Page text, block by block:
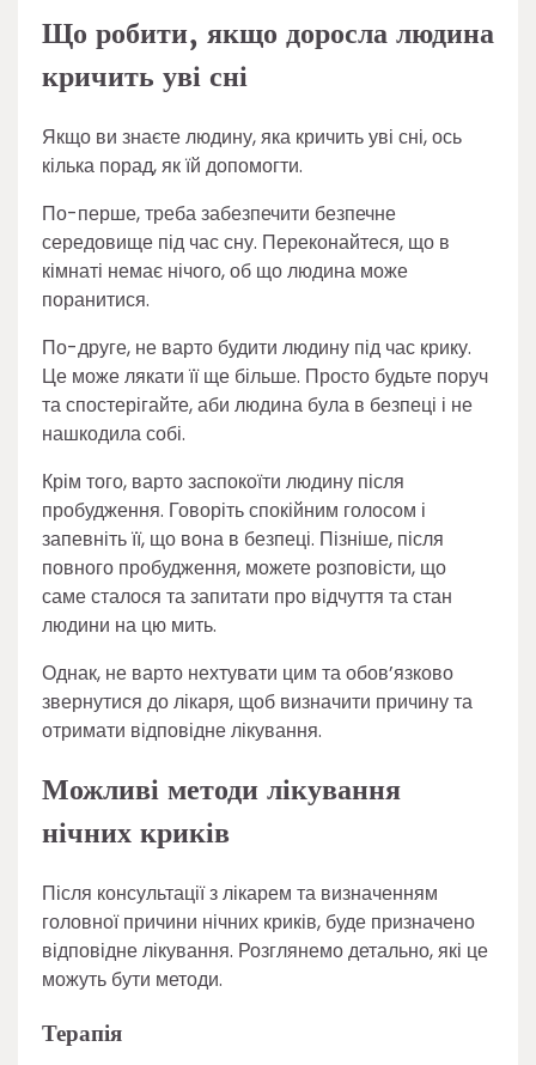
Що робити, якщо доросла людина
кричить уві сні
Якщо ви знаєте людину, яка кричить уві сні, ось
кілька порад, як їй допомогти.
По-перше, треба забезпечити безпечне
середовище під час сну. Переконайтеся, що в
кімнаті немає нічого, об що людина може
поранитися.
По-друге, не варто будити людину під час крику.
Це може лякати її ще більше. Просто будьте поруч
та спостерігайте, аби людина була в безпеці і не
нашкодила собі.
Крім того, варто заспокоїти людину після
пробудження. Говоріть спокійним голосом і
запевніть її, що вона в безпеці. Пізніше, після
повного пробудження, можете розповісти, що
саме сталося та запитати про відчуття та стан
людини на цю мить.
Однак, не варто нехтувати цим та обов’язково
звернутися до лікаря, щоб визначити причину та
отримати відповідне лікування.
Можливі методи лікування
нічних криків
Після консультації з лікарем та визначенням
головної причини нічних криків, буде призначено
відповідне лікування. Розглянемо детально, які це
можуть бути методи.
Терапія